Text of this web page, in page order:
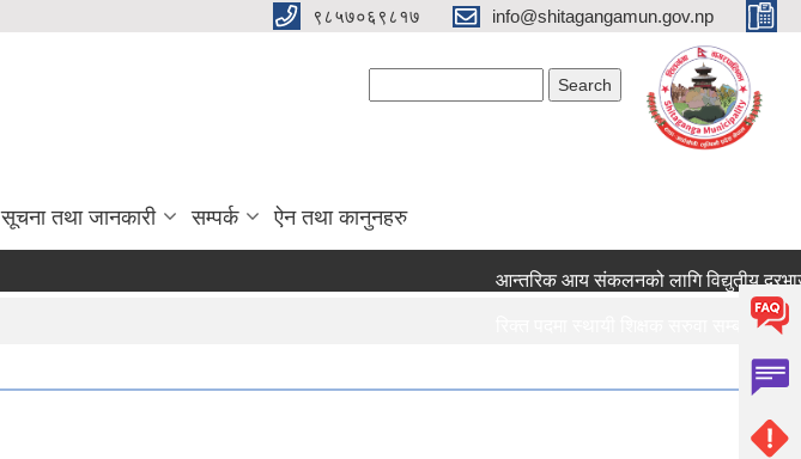
९८५७०६९८१७ info@shitagangamun.gov.np
सूचना तथा जानकारी सम्पर्क ऐन तथा कानुनहरु
आन्तरिक आय संकलनको लागि विद्युतीय
रिक्त पदमा स्थायी शिक्षक सरुवा सम्बन्धमा ।।।
रिक्त पदमा स्थायी शिक्षक सरुवा सम्बन्धमा ।।।